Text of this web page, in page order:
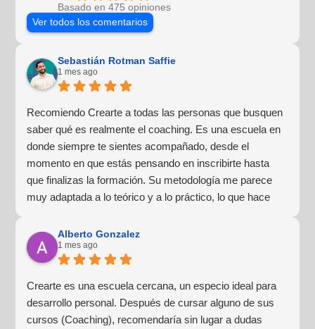
Basado en 475 opiniones
Ver todos los comentarios
Sebastián Rotman Saffie
1 mes ago
Recomiendo Crearte a todas las personas que busquen
saber qué es realmente el coaching. Es una escuela en
donde siempre te sientes acompañado, desde el
momento en que estás pensando en inscribirte hasta
que finalizas la formación. Su metodología me parece
muy adaptada a lo teórico y a lo práctico, lo que hace
¡Para mí fue una excelente experiencia!
Alberto Gonzalez
1 mes ago
Crearte es una escuela cercana, un especio ideal para
desarrollo personal. Después de cursar alguno de sus
cursos (Coaching), recomendaría sin lugar a dudas